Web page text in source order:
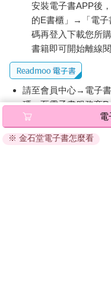
安裝電子書APP後
的E書櫃」→「電子
碼再登入下載您所
書籍即可開始離線閱
請至會員中心→電子
碼』至電子書服務商
退換貨須知：
因版權保護，您在金
電
※ 金石堂電子書怎麼看